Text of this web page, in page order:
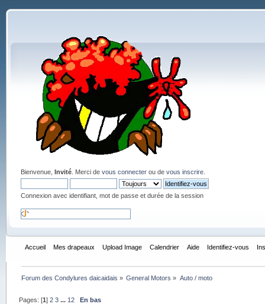
Bienvenue, Invité. Merci de vous connecterou de vous inscrire.
Connexion avec identifiant, mot de passe et durée de la session
Accueil Mes drapeaux Upload Image Calendrier Aide Identifiez-vous
Forum des Condylures daicaidais » General Motors » Auto / moto
Pages: [1]2 3 ... 12 En bas